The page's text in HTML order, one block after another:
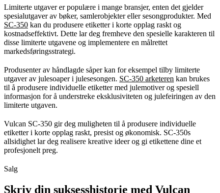
Limiterte utgaver er populære i mange bransjer, enten det gjelder
spesialutgaver av bøker, samlerobjekter eller sesongprodukter. Med
SC-350 kan du produsere etiketter i korte opplag raskt og
kostnadseffektivt. Dette lar deg fremheve den spesielle karakteren til
disse limiterte utgavene og implementere en målrettet
markedsføringsstrategi.
Produsenter av håndlagde såper kan for eksempel tilby limiterte
utgaver av julesoaper i julesesongen. SC-350 arketeren kan brukes
til å produsere individuelle etiketter med julemotiver og spesiell
informasjon for å understreke eksklusiviteten og julefeiringen av den
limiterte utgaven.
Vulcan SC-350 gir deg muligheten til å produsere individuelle
etiketter i korte opplag raskt, presist og økonomisk. SC-350s
allsidighet lar deg realisere kreative ideer og gi etikettene dine et
profesjonelt preg.
Salg
Skriv din suksesshistorie med Vulcan